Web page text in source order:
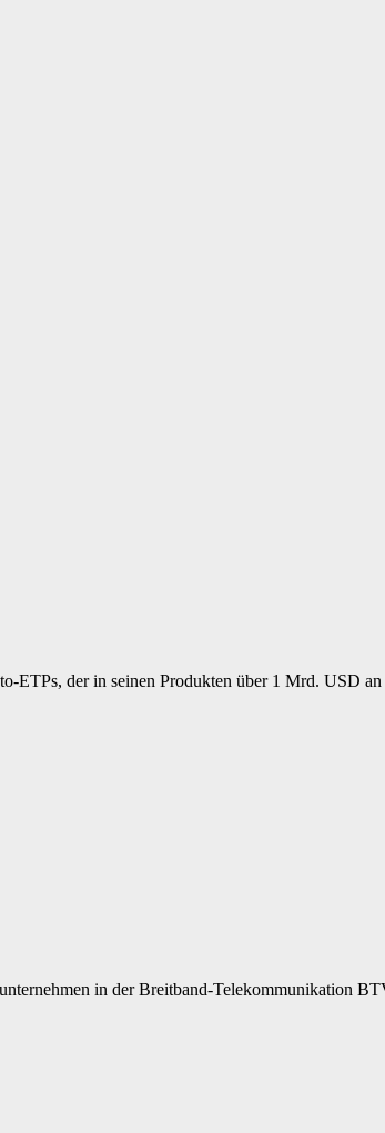
ETPs, der in seinen Produkten über 1 Mrd. USD an
in der Breitband-Telekommunikation